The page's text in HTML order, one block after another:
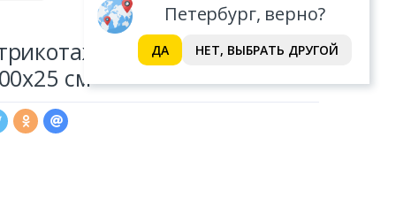
Петербург, верно?
ДА НЕТ, ВЫБРАТЬ ДРУГОЙ
на резинке
см